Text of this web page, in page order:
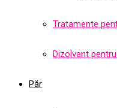
Tratamente
Dizolvant
Păr